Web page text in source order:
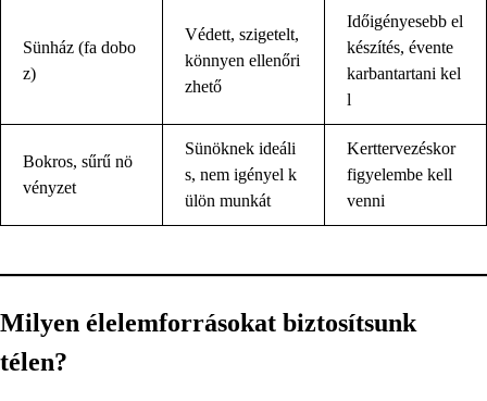
Sünház (fa dobo
z)
Védett, szigetelt,
könnyen ellenőri
zhető
Időigényesebb el
készítés, évente
karbantartani kel
l
Bokros, sűrű nö
vényzet
Sünöknek ideáli
s, nem igényel k
ülön munkát
Kerttervezéskor
figyelembe kell
venni
Milyen élelemforrásokat biztosítsunk
télen?